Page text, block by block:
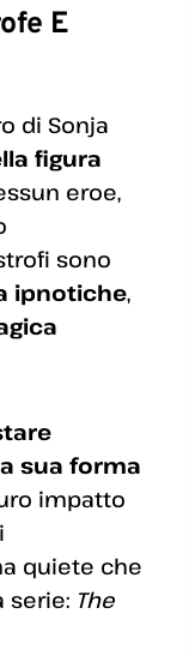
E
di Sonja
figura
eroe,
sono
ipnotiche,
sua forma
impatto
quiete che
serie: The